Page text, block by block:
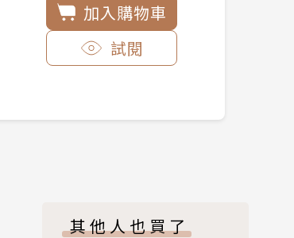
加入購物車
試閱
其他人也買了